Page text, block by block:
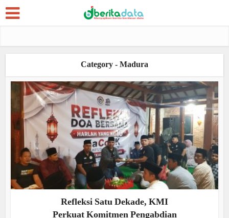
Category - Madura
Refleksi Satu Dekade, KMI
Perkuat Komitmen Pengabdian